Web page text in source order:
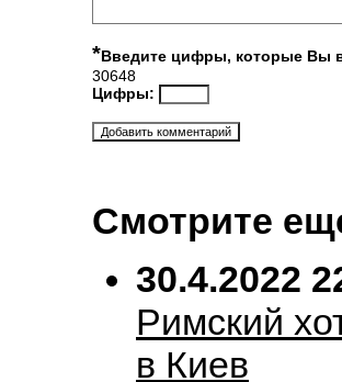
*Введите цифры, которые Вы
30648
Цифры:
Смотрите
30.4.2022
Римский
в Киев